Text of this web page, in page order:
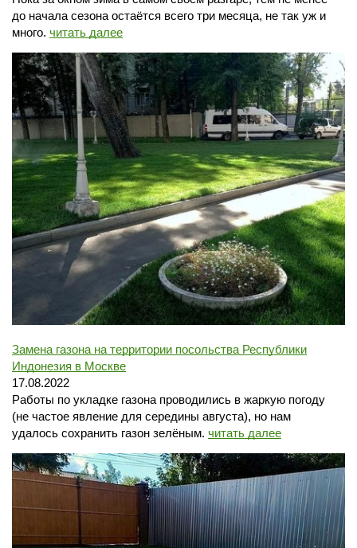
до начала сезона остаётся всего три месяца, не так уж и
много. читать далее
Замена газона на территории посольства Республики
Индонезия в Москве
17.08.2022
Работы по укладке газона проводились в жаркую погоду
(не частое явление для середины августа), но нам
удалось сохранить газон зелёным. читать далее